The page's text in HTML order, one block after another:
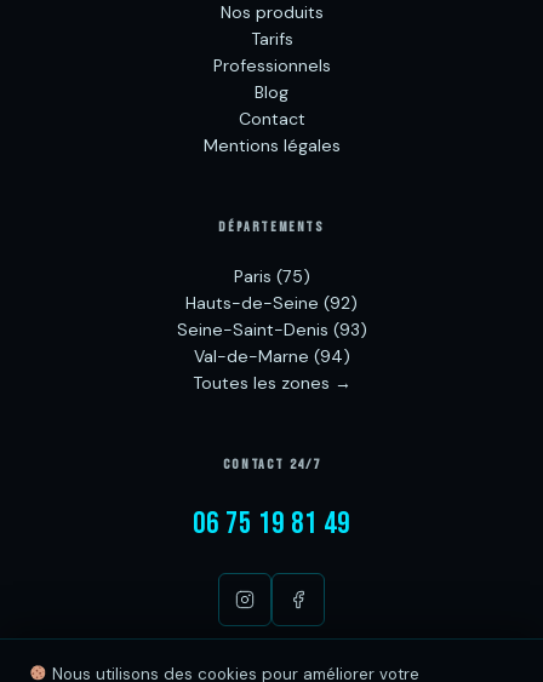
Nos produits
Tarifs
Professionnels
Blog
Contact
Mentions légales
DÉPARTEMENTS
Paris (75)
Hauts-de-Seine (92)
Seine-Saint-Denis (93)
Val-de-Marne (94)
Toutes les zones →
CONTACT 24/7
06 75 19 81 49
Nous utilisons des cookies pour améliorer votre